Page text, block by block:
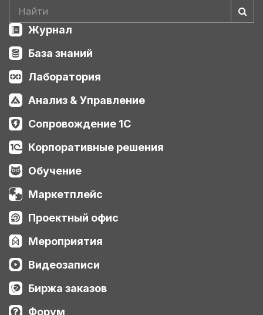
Журнал
База знаний
Лаборатория
Анализ & Управление
Сопровождение 1С
Корпоративные решения
Обучение
Маркетплейс
Проектный офис
Мероприятия
Видеозаписи
Биржа заказов
Форум